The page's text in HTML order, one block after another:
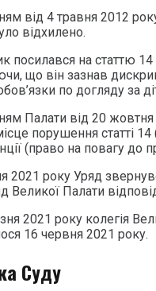
від 4 травня 2012
відхилено.
посилався на статтю 14
що він зазнав
по догляду за
Палати від 20
порушення статті 14
(право на повагу до
2021 року Уряд
Великої Палати
2021 року колегія
16 червня 2021 року.
Суду